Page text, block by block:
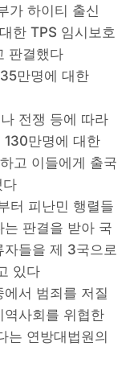
가 하이티 출신
한 TPS 임시보호
판결했다
만명에 대한
전쟁 등에 따라
130만명에 대한
고 이들에게 출국
다
터 피난민 행렬들
판결을 받아 국
자들을 제 3국으로
있다
서 범죄를 저질
역사회를 위협한
는 연방대법원의